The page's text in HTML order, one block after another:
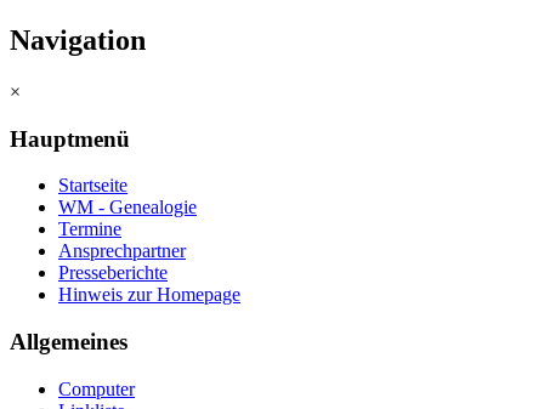
Navigation
×
Hauptmenü
Startseite
WM - Genealogie
Termine
Ansprechpartner
Presseberichte
Hinweis zur Homepage
Allgemeines
Computer